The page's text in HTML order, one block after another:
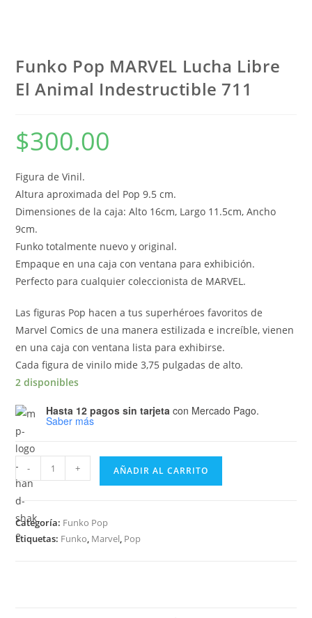
Funko Pop MARVEL Lucha Libre
El Animal Indestructible 711
$300.00
Figura de Vinil.
Altura aproximada del Pop 9.5 cm.
Dimensiones de la caja: Alto 16cm, Largo 11.5cm, Ancho
9cm.
Funko totalmente nuevo y original.
Empaque en una caja con ventana para exhibición.
Perfecto para cualquier coleccionista de MARVEL.
Las figuras Pop hacen a tus superhéroes favoritos de
Marvel Comics de una manera estilizada e increíble, vienen
en una caja con ventana lista para exhibirse.
Cada figura de vinilo mide 3,75 pulgadas de alto.
2 disponibles
Hasta 12 pagos sin tarjeta con Mercado Pago.
Saber más
Funko
Pop
MARVEL
Lucha
Libre
- + AÑADIR AL CARRITO
Categoría: Funko Pop
Etiquetas: Funko, Marvel, Pop